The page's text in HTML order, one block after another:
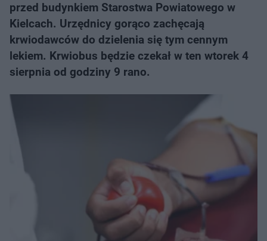
przed budynkiem Starostwa Powiatowego w
Kielcach. Urzędnicy gorąco zachęcają
krwiodawców do dzielenia się tym cennym
lekiem. Krwiobus będzie czekał w ten wtorek 4
sierpnia od godziny 9 rano.